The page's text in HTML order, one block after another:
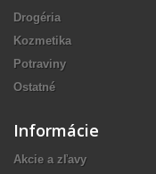
Drogéria
Kozmetika
Potraviny
Ostatné
Informácie
Akcie a zľavy